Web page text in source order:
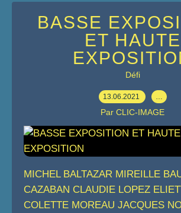
BASSE
ET HAUTE
Défi
13.06.2021 …
Par CLIC-IMAGE
MICHEL BALTAZAR MIREILLE
CAZABAN CLAUDIE LOPEZ
COLETTE MOREAU JACQUES